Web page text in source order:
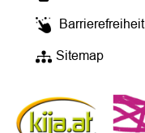
Barrierefreiheit
Sitemap